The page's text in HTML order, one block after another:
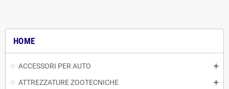
HOME
ACCESSORI PER AUTO
ATTREZZATURE ZOOTECNICHE